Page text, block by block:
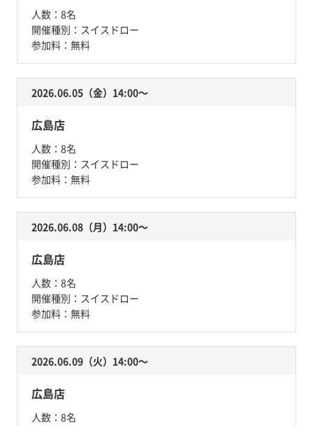
人数： 8名
開催種別： スイスドロー
参加料： 無料
2026.06.05（金）14:00〜
広島店
人数： 8名
開催種別： スイスドロー
参加料： 無料
2026.06.08（月）14:00〜
広島店
人数： 8名
開催種別： スイスドロー
参加料： 無料
2026.06.09（火）14:00〜
広島店
人数： 8名